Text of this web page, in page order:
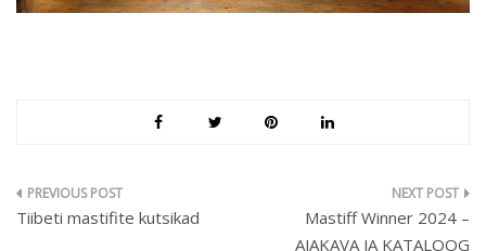
Navigeerimine
Tiibeti mastifite kutsikad
Mastiff Winner 2024 –
AJAKAVA JA KATALOOG